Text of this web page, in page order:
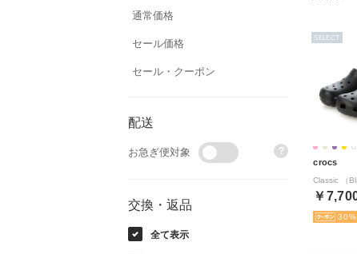
通常価格
セール価格
セール・クーポン
配送
お急ぎ便対象 ?
交換・返品
全て表示
crocs
Classic （
￥
SELECT
30